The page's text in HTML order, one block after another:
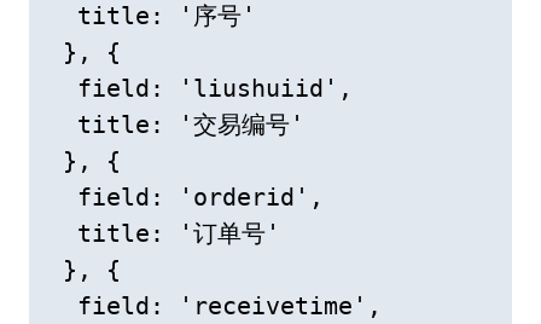
  title: '序号'
}, {
  field: 'liushuiid',
  title: '交易编号'
}, {
  field: 'orderid',
  title: '订单号'
}, {
  field: 'receivetime',